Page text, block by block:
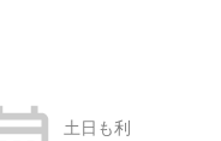
土日も利